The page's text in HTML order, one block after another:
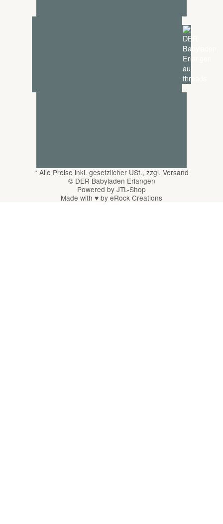
*Alle Preise inkl. gesetzlicher USt., zzgl. Versand
© DER Babyladen Erlangen
Powered by JTL-Shop
Made with ♥ by eRock Creations